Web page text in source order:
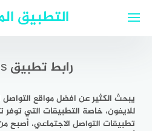
التطبيق
رابط تطبيق Threads
يبحث الكثير عن افضل مواقع التواصل
للايفون، خاصة التطبيقات التي
تطبيقات التواصل الاجتماعي، أصبح